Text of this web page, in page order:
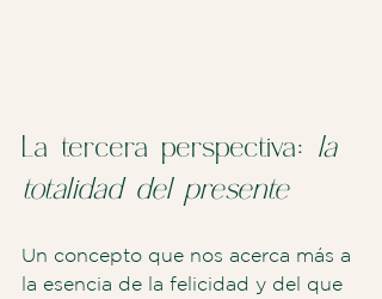
La tercera perspectiva: la
totalidad del presente
Un concepto que nos acerca más a
la esencia de la felicidad y del que